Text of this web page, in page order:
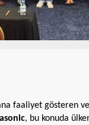
faaliyet gösteren
, bu konuda